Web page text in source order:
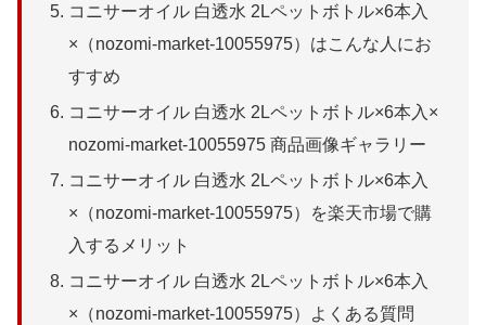
コニサーオイル 白透水 2Lペットボトル×6本入
×（nozomi-market-10055975）はこんな人にお
すすめ
コニサーオイル 白透水 2Lペットボトル×6本入×
nozomi-market-10055975 商品画像ギャラリー
コニサーオイル 白透水 2Lペットボトル×6本入
×（nozomi-market-10055975）を楽天市場で購
入するメリット
コニサーオイル 白透水 2Lペットボトル×6本入
×（nozomi-market-10055975）よくある質問